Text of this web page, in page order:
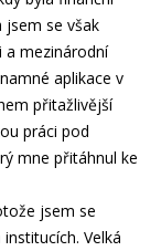
se však
a mezinárodní
aplikace v
přitažlivější
práci pod
mne přitáhnul ke
jsem se
Velká